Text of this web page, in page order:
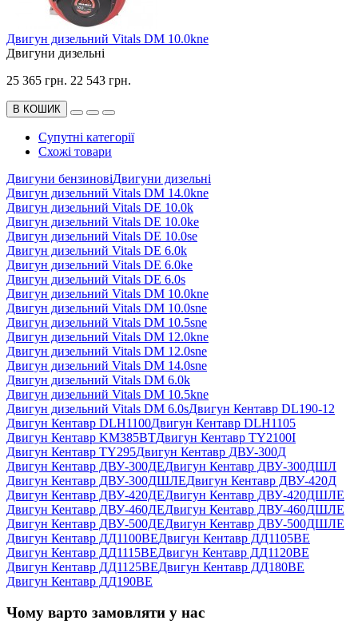
Двигун дизельний Vitals DM 10.0kne
Двигуни дизельні
25 365 грн. 22 543 грн.
В КОШИК
Супутні категорії
Схожі товари
Двигуни бензиновіДвигуни дизельні
Двигyн дизельний Vitals DM 14.0kne
Двигун дизельний Vitals DE 10.0k
Двигун дизельний Vitals DE 10.0ke
Двигун дизельний Vitals DE 10.0se
Двигун дизельний Vitals DE 6.0k
Двигун дизельний Vitals DE 6.0ke
Двигун дизельний Vitals DE 6.0s
Двигун дизельний Vitals DM 10.0kne
Двигун дизельний Vitals DM 10.0sne
Двигун дизельний Vitals DM 10.5sne
Двигун дизельний Vitals DM 12.0kne
Двигун дизельний Vitals DM 12.0sne
Двигун дизельний Vitals DM 14.0sne
Двигун дизельний Vitals DM 6.0k
Двигун дизельний Vitals DM 10.5kne
Двигун дизельний Vitals DM 6.0sДвигун Кентавр DL190-12
Двигун Кентавр DLH1100Двигун Кентавр DLH1105
Двигун Кентавр KM385BTДвигун Кентавр TY2100I
Двигун Кентавр TY295Двигун Кентавр ДВУ-300Д
Двигун Кентавр ДВУ-300ДЕДвигун Кентавр ДВУ-300ДШЛ
Двигун Кентавр ДВУ-300ДШЛЕДвигун Кентавр ДВУ-420Д
Двигун Кентавр ДВУ-420ДЕДвигун Кентавр ДВУ-420ДШЛЕ
Двигун Кентавр ДВУ-460ДЕДвигун Кентавр ДВУ-460ДШЛЕ
Двигун Кентавр ДВУ-500ДЕДвигун Кентавр ДВУ-500ДШЛЕ
Двигун Кентавр ДД1100ВЕДвигун Кентавр ДД1105ВЕ
Двигун Кентавр ДД1115ВЕДвигун Кентавр ДД1120ВЕ
Двигун Кентавр ДД1125ВЕДвигун Кентавр ДД180ВЕ
Двигун Кентавр ДД190ВЕ
Чому варто замовляти у нас